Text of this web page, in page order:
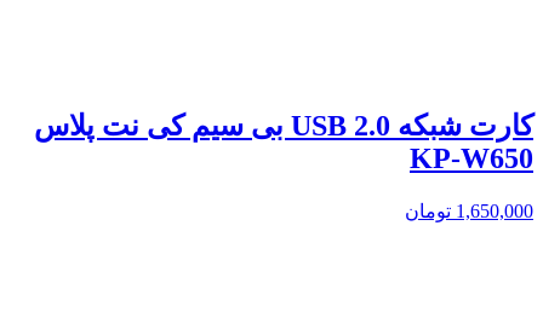
کارت شبکه USB 2.0 بی سیم کی نت پلاس
KP-W650
1,650,000 تومان